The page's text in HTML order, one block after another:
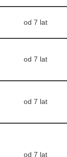
od 7 lat
od 7 lat
od 7 lat
od 7 lat